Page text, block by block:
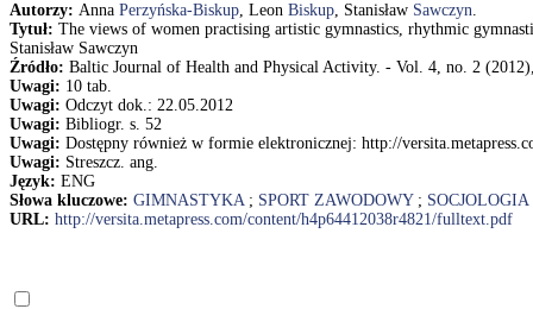
Autorzy: Anna Perzyńska-Biskup, Leon Biskup, Stanisław Sawczyn.
Tytuł: The views of women practising artistic gymnastics, rhythmic
Stanisław Sawczyn
Źródło: Baltic Journal of Health and Physical Activity. - Vol. 4, no. 2
Uwagi: 10 tab.
Uwagi: Odczyt dok.: 22.05.2012
Uwagi: Bibliogr. s. 52
Uwagi: Dostępny również w formie elektronicznej: http://
Uwagi: Streszcz. ang.
Język: ENG
Słowa kluczowe: GIMNASTYKA; SPORT ZAWODOWY; SOCJOLOGIA
URL: http://versita.metapress.com/content/h4p64412038r4821/fulltext.pdf